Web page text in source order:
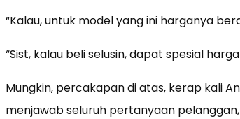
“Kalau, untuk model yang ini harganya
“Sist, kalau beli selusin, dapat spesial
Mungkin, percakapan di atas, kerap kali
menjawab seluruh pertanyaan